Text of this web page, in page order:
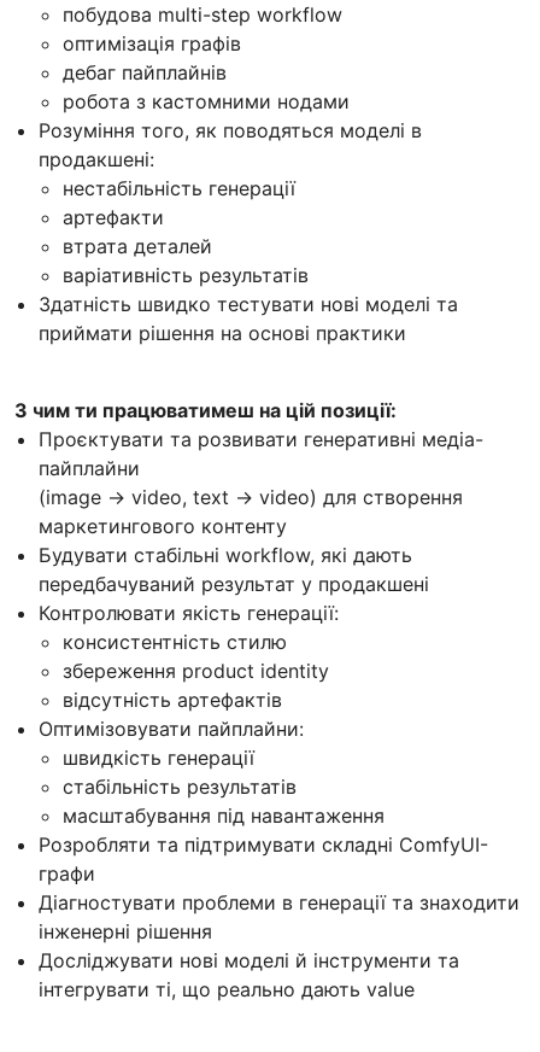
побудова multi-step workflow
оптимізація графів
дебаг пайплайнів
робота з кастомними нодами
Розуміння того, як поводяться моделі в
продакшені:
нестабільність генерації
артефакти
втрата деталей
варіативність результатів
Здатність швидко тестувати нові моделі та
приймати рішення на основі практики
З чим ти працюватимеш на цій позиції:
Проєктувати та розвивати генеративні медіа-
пайплайни
(image → video, text → video) для створення
маркетингового контенту
Будувати стабільні workflow, які дають
передбачуваний результат у продакшені
Контролювати якість генерації:
консистентність стилю
збереження product identity
відсутність артефактів
Оптимізовувати пайплайни:
швидкість генерації
стабільність результатів
масштабування під навантаження
Розробляти та підтримувати складні ComfyUI-
графи
Діагностувати проблеми в генерації та знаходити
інженерні рішення
Досліджувати нові моделі й інструменти та
інтегрувати ті, що реально дають value